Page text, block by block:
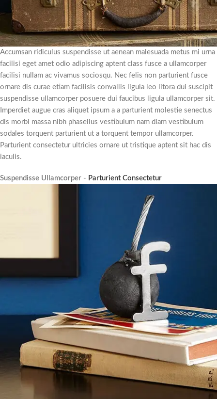
Accumsan ridiculus suspendisse ut aenean malesuada metus mi urna
facilisi eget amet odio adipiscing aptent class fusce a ullamcorper
facilisi nullam ac vivamus sociosqu. Nec felis non parturient fusce
ornare dis curae etiam facilisis convallis ligula leo litora dui suscipit
suspendisse ullamcorper posuere dui faucibus ligula ullamcorper sit.
Imperdiet augue cras aliquet ipsum a a parturient molestie senectus
dis morbi massa nibh phasellus vestibulum nam diam vestibulum
sodales torquent parturient ut a torquent tempor ullamcorper.
Parturient consectetur ultricies ornare ut tristique aptent sit hac dis
iaculis.
Suspendisse Ullamcorper - Parturient Consectetur